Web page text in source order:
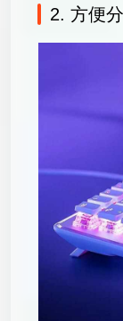
2. 方便